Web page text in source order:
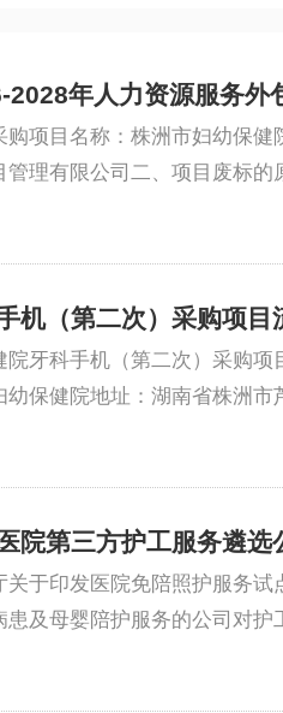
年人力资源服务外
项目名称：株洲市妇幼保
理有限公司二、项目废标
机（第二次）采购项目
牙科手机（第二次）采购
保健院地址：湖南省株洲
院第三方护工服务遴选
于印发医院免陪照护服务
及母婴陪护服务的公司对